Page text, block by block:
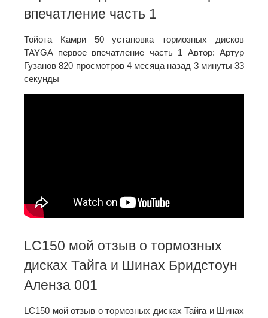
впечатление часть 1
Тойота Камри 50 установка тормозных дисков
TAYGA первое впечатление часть 1 Автор: Артур
Гузанов 820 просмотров 4 месяца назад 3 минуты 33
секунды
LC150 мой отзыв о тормозных
дисках Тайга и Шинах Бридстоун
Аленза 001
LC150 мой отзыв о тормозных дисках Тайга и Шинах